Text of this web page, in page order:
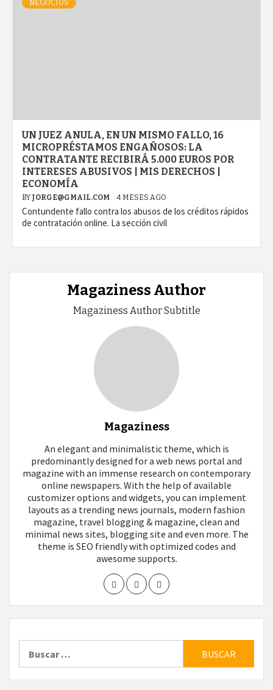
NEGOCIOS
UN JUEZ ANULA, EN UN MISMO FALLO, 16
MICROPRÉSTAMOS ENGAÑOSOS: LA
CONTRATANTE RECIBIRÁ 5.000 EUROS POR
INTERESES ABUSIVOS | MIS DERECHOS |
ECONOMÍA
BY JORGE@GMAIL.COM 4 MESES AGO
Contundente fallo contra los abusos de los créditos rápidos
de contratación online. La sección civil
Magaziness Author
Magaziness Author Subtitle
Magaziness
An elegant and minimalistic theme, which is
predominantly designed for a web news portal and
magazine with an immense research on contemporary
online newspapers. With the help of available
customizer options and widgets, you can implement
layouts as a trending news journals, modern fashion
magazine, travel blogging & magazine, clean and
minimal news sites, blogging site and even more. The
theme is SEO friendly with optimized codes and
awesome supports.